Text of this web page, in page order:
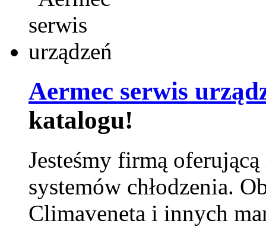
Aermec serwis
katalogu!
Jesteśmy firmą
systemów chłodzenia.
Climaveneta i innych